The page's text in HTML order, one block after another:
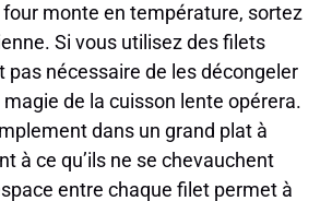
four monte en température, sortez
Si vous utilisez des filets
pas nécessaire de les décongeler
de la cuisson lente opérera.
dans un grand plat à
à ce qu’ils ne se chevauchent
entre chaque filet permet à